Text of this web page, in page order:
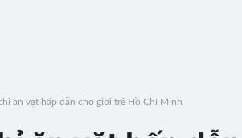
ăn vặt hấp dẫn cho giới trẻ Hồ Chí Minh